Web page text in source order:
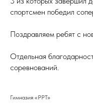
спортсмен победил
Поздравляем ребят с
Отдельная
соревнований.
Гимназия «РРТ»